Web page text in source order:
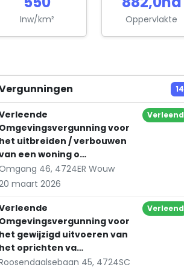
A.H. Heijnen Beheer B.V.
Greeflaan 13
Oomen Holding B.V.
Spellestraat 55
Barry Perk Schilderwerk
Omgang 26
Mij B.V.
23
Spellestraat 51
Café-Zalen Donkenhof
Roosendaalsestraat 61
Inw/km² Oppervlakte
14
Omgevingsvergunning voor
het uitbreiden / verbouwen
een woning o…
46, 4724ER Wouw
Verleend
maart 2026
Omgevingsvergunning voor
het gewijzigd uitvoeren van
het oprichten va…
45, 4724SC
Verleend